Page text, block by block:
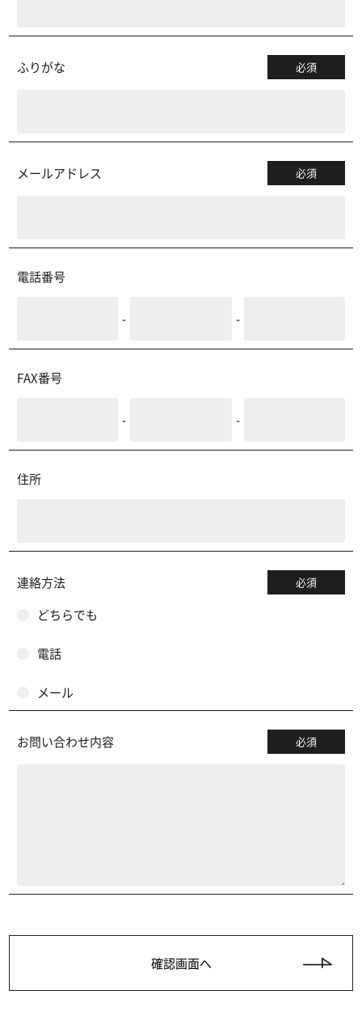
ふりがな 必須
メールアドレス 必須
電話番号
- -
FAX番号
- -
住所
連絡方法 必須
どちらでも
電話
メール
お問い合わせ内容 必須